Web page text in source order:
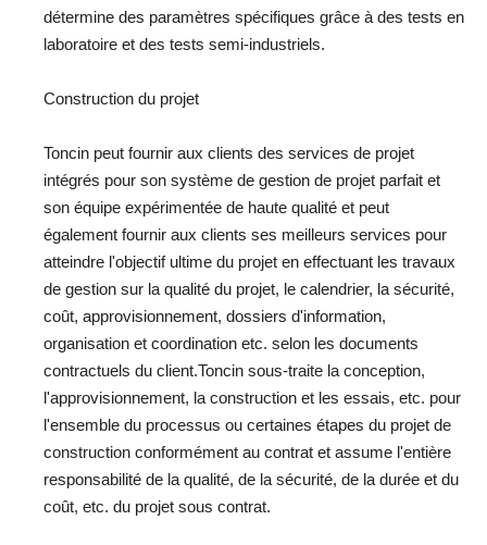
détermine des paramètres spécifiques grâce à des tests en
laboratoire et des tests semi-industriels.
Construction du projet
Toncin peut fournir aux clients des services de projet
intégrés pour son système de gestion de projet parfait et
son équipe expérimentée de haute qualité et peut
également fournir aux clients ses meilleurs services pour
atteindre l'objectif ultime du projet en effectuant les travaux
de gestion sur la qualité du projet, le calendrier, la sécurité,
coût, approvisionnement, dossiers d'information,
organisation et coordination etc. selon les documents
contractuels du client.Toncin sous-traite la conception,
l'approvisionnement, la construction et les essais, etc. pour
l'ensemble du processus ou certaines étapes du projet de
construction conformément au contrat et assume l'entière
responsabilité de la qualité, de la sécurité, de la durée et du
coût, etc. du projet sous contrat.